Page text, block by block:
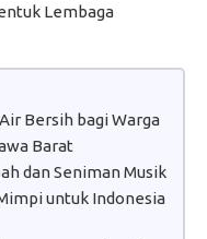
Lembaga
Bersih bagi Warga
Barat
dan Seniman Musik
untuk Indonesia